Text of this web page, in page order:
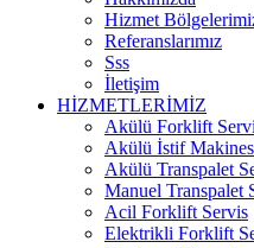
Hizmet
Referanslarımız
Sss
İletişim
HİZMETLERİMİZ
Akülü Forklift
Akülü İstif
Akülü Transpalet
Manuel Transpalet
Acil Forklift Servis
Elektrikli Forklift